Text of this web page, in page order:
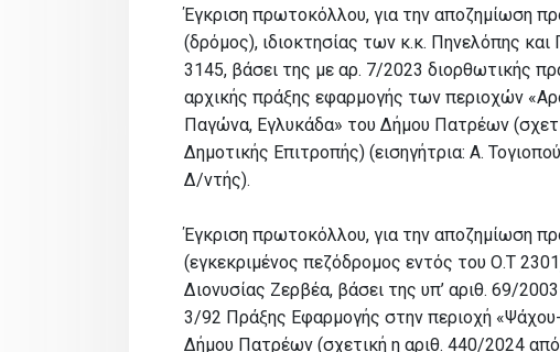
Έγκριση πρωτοκόλλου, για την αποζημίωση
(δρόμος), ιδιοκτησίας των κ.κ. Πηνελόπης
3145, βάσει της με αρ. 7/2023 διορθωτικής
αρχικής πράξης εφαρμογής των περιοχών
Παγώνα, Εγλυκάδα» του Δήμου Πατρέων
Δημοτικής Επιτροπής) (εισηγήτρια: Α.
Δ/ντής).
Έγκριση πρωτοκόλλου, για την αποζημίωση
(εγκεκριμένος πεζόδρομος εντός του Ο.Τ
Διονυσίας Ζερβέα, βάσει της υπ’ αριθ. 69/
3/92 Πράξης Εφαρμογής στην περιοχή
Δήμου Πατρέων (σχετική η αριθ. 440/2024